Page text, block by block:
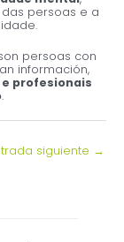
persoas e a
persoas con
información,
profesionais
.
siguiente →